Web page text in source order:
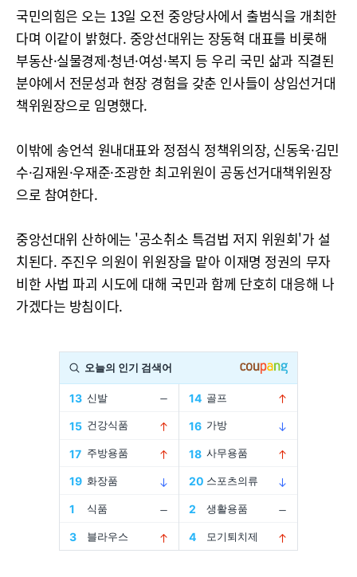
국민의힘은 오는 13일 오전 중앙당사에서 출범식을 개최한
다며 이같이 밝혔다. 중앙선대위는 장동혁 대표를 비롯해
부동산·실물경제·청년·여성·복지 등 우리 국민 삶과 직결된
분야에서 전문성과 현장 경험을 갖춘 인사들이 상임선거대
책위원장으로 임명했다.
이밖에 송언석 원내대표와 정점식 정책위의장, 신동욱·김민
수·김재원·우재준·조광한 최고위원이 공동선거대책위원장
으로 참여한다.
중앙선대위 산하에는 '공소취소 특검법 저지 위원회'가 설
치된다. 주진우 의원이 위원장을 맡아 이재명 정권의 무자
비한 사법 파괴 시도에 대해 국민과 함께 단호히 대응해 나
가겠다는 방침이다.